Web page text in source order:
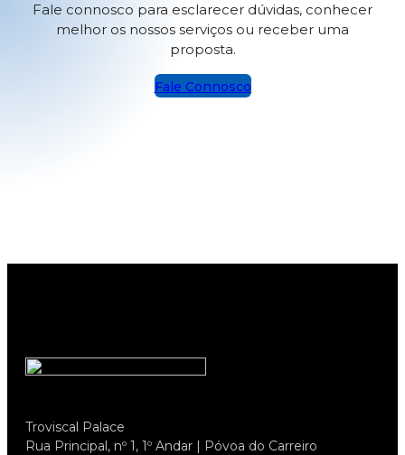
Fale connosco para esclarecer dúvidas, conhecer
melhor os nossos serviços ou receber uma
proposta.
Fale Connosco
Troviscal Palace
Rua Principal, nº 1, 1º Andar | Póvoa do Carreiro